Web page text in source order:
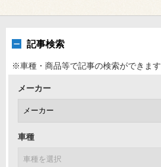
記事検索
※車種・商品等で記事の検索ができます
メーカー
車種